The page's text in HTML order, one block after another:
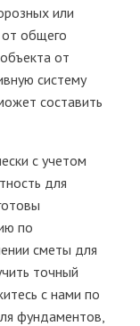
или
общего
от
систему
составить
с учетом
для
по
сметы для
точный
с нами по
фундаментов,